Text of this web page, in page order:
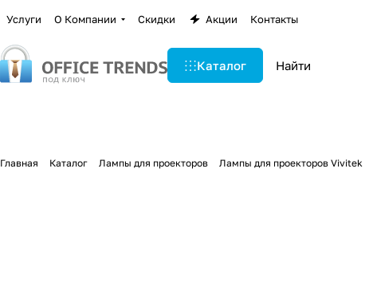
Услуги О Компании Скидки Акции Контакты
Каталог
Главная Каталог Лампы для проекторов Лампы для проекторов Vivitek